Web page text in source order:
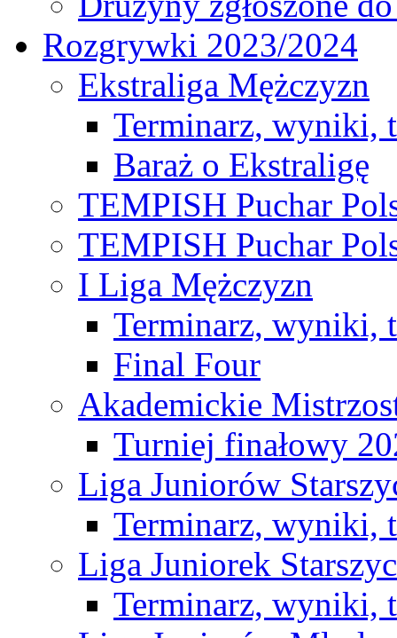
Rozgrywki 2023/2024
Ekstraliga Mężczyzn
Terminarz, wyniki,
Baraż o Ekstraligę
TEMPISH Puchar
TEMPISH Puchar
I Liga Mężczyzn
Terminarz, wyniki,
Final Four
Akademickie
Turniej finałowy
Liga Juniorów
Terminarz, wyniki,
Liga Juniorek
Terminarz, wyniki,